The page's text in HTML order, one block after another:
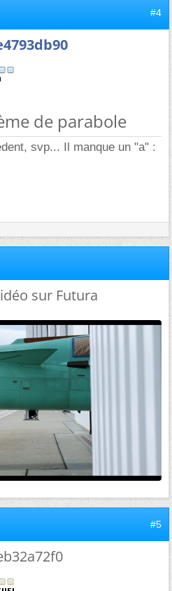
#4
de parabole
svp... Il manque un "a" :
sur Futura
#5